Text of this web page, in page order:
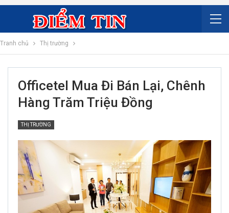
Tranh chủ Thị trường
Officetel Mua Đi Bán Lại, Chênh
Hàng Trăm Triệu Đồng
THỊ TRƯỜNG